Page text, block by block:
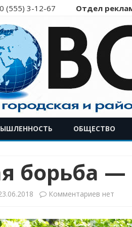
0 (555) 3-12-67 Отдел
ОБЩЕСТВО
борьба
Комментариев кнет